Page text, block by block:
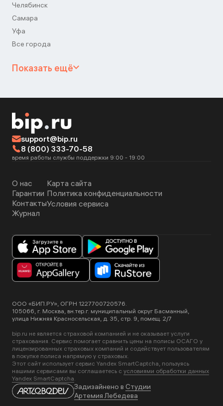
Челябинск
Самара
Уфа
Все города
Показать ещё
support@bip.ru
8 (800) 333-70-58
время работы службы поддержки 9:00 - 19:00
О нас
Гарантии
Контакты
Журнал
Карта сайта
Политика конфиденциальности
Условия сервиса
ООО «БИП.РУ», ОГРН 1227700720576.
105066, г. Москва, вн.тер.г. муниципальный округ Басманный,
улица Нижняя Красносельская, д. 35, стр. 9, помещ. 2/7
bip.ru не является страховой компанией и не оказывает услуги
страхования. Сервис помогает сравнить цены на полисы ОСАГО у
лицензированных страховых компаний и содействует пользователям
в покупке полиса напрямую у страховых.
Этот сайт использует сервис Yandex SmartCaptcha, пользуясь
нашими сервисами вы соглашаетесь с условиями обработки данных
Yandex SmartCaptcha.
Задизайнено в Студии
Артемия Лебедева